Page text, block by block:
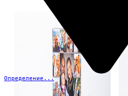
Определение...